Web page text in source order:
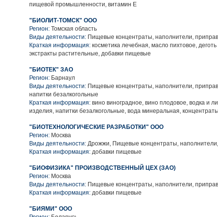
пищевой промышленности, витамин Е
"БИОЛИТ-ТОМСК" ООО
Регион: Томская область
Виды деятельности: Пищевые концентраты, наполнители,
Краткая информация: косметика лечебная, масло пихтовое,
экстракты растительные, добавки пищевые
"БИОТЕК" ЗАО
Регион: Барнаул
Виды деятельности: Пищевые концентраты, наполнители,
напитки безалкогольные
Краткая информация: вино виноградное, вино плодовое, водка и
изделия, напитки безалкогольные, вода минеральная,
"БИОТЕХНОЛОГИЧЕСКИЕ РАЗРАБОТКИ" ООО
Регион: Москва
Виды деятельности: Дрожжи, Пищевые концентраты,
Краткая информация: добавки пищевые
"БИОФИЗИКА" ПРОИЗВОДСТВЕННЫЙ ЦЕХ (ЗАО)
Регион: Москва
Виды деятельности: Пищевые концентраты, наполнители,
Краткая информация: добавки пищевые
"БИЯМИ" ООО